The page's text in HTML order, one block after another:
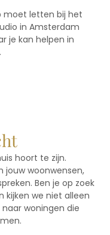
moet letten bij het
in Amsterdam
je kan helpen in
hoort te zijn.
jouw woonwensen,
Ben je op zoek
kijken we niet alleen
woningen die